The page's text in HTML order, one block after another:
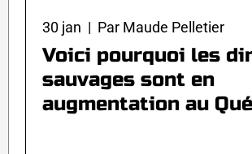
30 jan | Par Maude Pelletier
Voici pourquoi les
sauvages sont en
augmentation au